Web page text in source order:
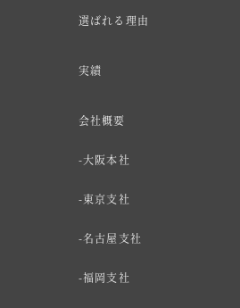
選ばれる理由
実績
会社概要
大阪本社
東京支社
名古屋支社
福岡支社